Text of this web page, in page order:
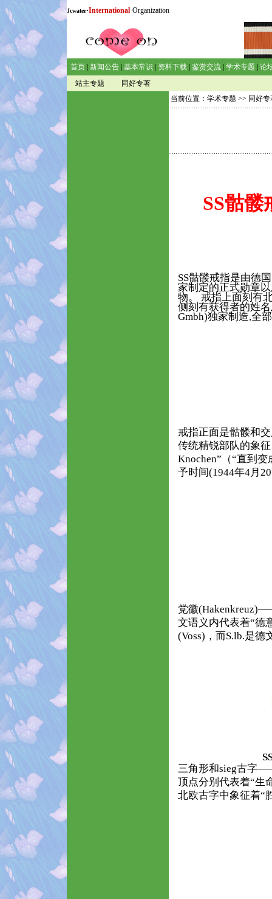
Jcwater·International·Organization
首页 新闻公告 基本常识 资料下载 鉴赏交流 学术专题
论
站主专题
同好专著
当前位置： 学术专题 >> 同好专
SS骷髅
SS骷髅戒指是由德
家制定的正式勋章
物。 戒指上面刻有
侧刻有获得者的姓
Gmbh)独家制造,全
戒指正面是骷髅和
传统精锐部队的象
Knochen”（“直到
予时间(1944年4月
党徽
文语义内代表着“德
(Voss)，而S.lb.是德
三角形和sieg古字
顶点分别代表着“生
北欧古字中象征着“